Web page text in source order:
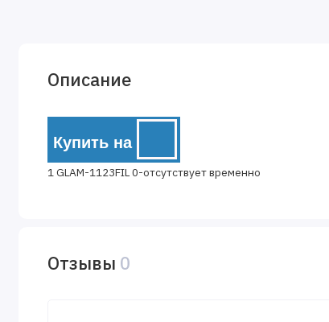
Описание
Купить на
1 GLAM-1123FIL 0-отсутствует временно
Отзывы 0